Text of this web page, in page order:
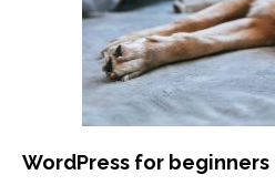
WordPress for beginners